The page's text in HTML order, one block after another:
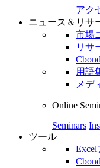
アク
ニュース＆リサ
市場
リサ
用語
メデ
Online
Seminars
ツール
Excel